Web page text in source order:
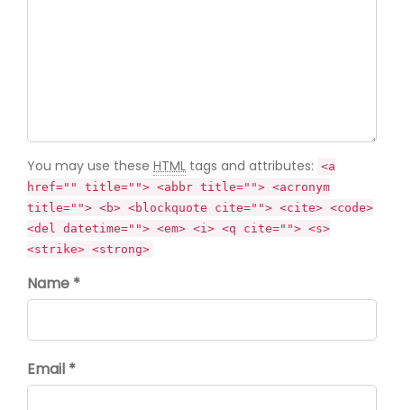
You may use these HTML tags and attributes: <a
href="" title=""> <abbr title=""> <acronym
title=""> <b> <blockquote cite=""> <cite> <code>
<del datetime=""> <em> <i> <q cite=""> <s>
<strike> <strong>
Name *
Email *